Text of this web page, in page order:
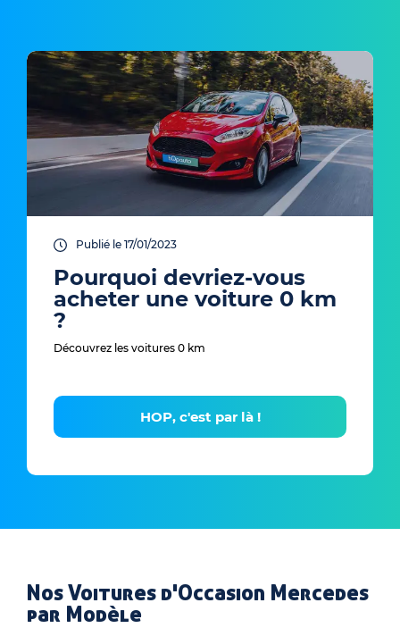
Publié le 17/01/2023
Pourquoi devriez-vous
acheter une voiture 0 km
?
Découvrez les voitures 0 km
HOP, c'est par là !
Nos Voitures d'Occasion Mercedes
par Modèle